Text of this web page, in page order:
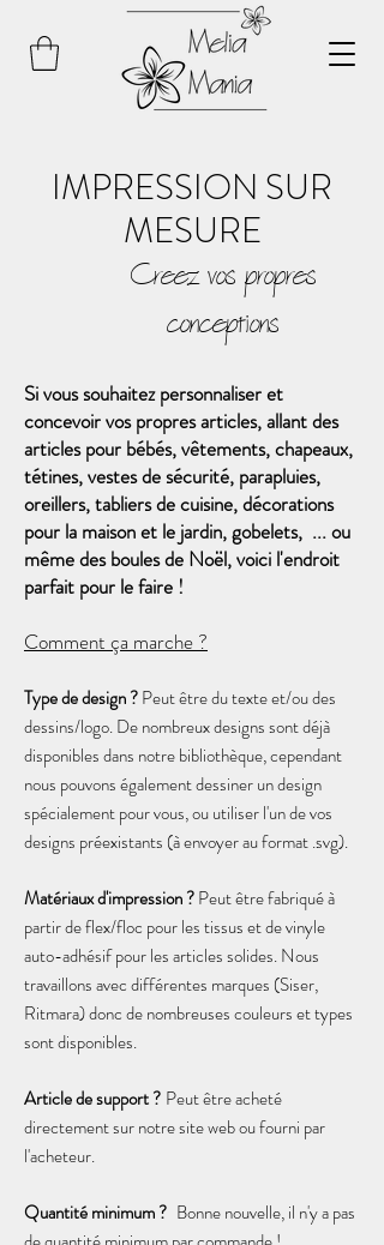
IMPRESSION SUR
MESURE
Creez vos propres
conceptions
Si vous souhaitez personnaliser et
concevoir vos propres articles, allant des
articles pour bébés, vêtements, chapeaux,
tétines, vestes de sécurité, parapluies,
oreillers, tabliers de cuisine, décorations
pour la maison et le jardin, gobelets, ... ou
même des boules de Noël, voici l'endroit
parfait pour le faire !
Comment ça marche ?
Type de design ?Peut être du texte et/ou des
dessins/logo. De nombreux designs sont déjà
disponibles dans notre bibliothèque, cependant
nous pouvons également dessiner un design
spécialement pour vous, ou utiliser l'un de vos
designs préexistants (à envoyer au format .svg).
Matériaux d'impression ?Peut être fabriqué à
partir de flex/floc pour les tissus et de vinyle
auto-adhésif pour les articles solides. Nous
travaillons avec différentes marques (Siser,
Ritmara) donc de nombreuses couleurs et types
sont disponibles.
Article de support ? Peut être acheté
directement sur notre site web ou fourni par
l'acheteur.
Quantité minimum ? Bonne nouvelle, il n'y a pas